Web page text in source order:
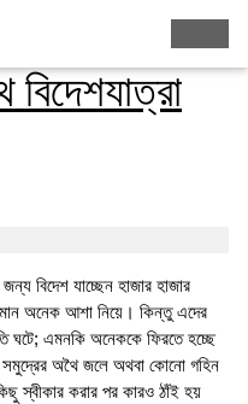
হয়ে
বিদেশ যাচ্ছেন হাজার হাজার
অনেক আশা নিয়ে। কিন্তু এদের
ঘটে; এমনকি অনেককে ফিরতে হচ্ছে
অথৈ জলে অথবা কোনো গহিন
স্বীকার করার পর কারও ঠাঁই হয়